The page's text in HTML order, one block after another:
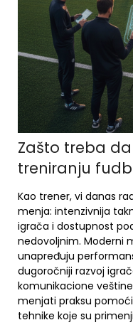
Zašto treba
treniranju
Kao trener, vi danas
menja: intenzivnija
igrača i dostupnost
nedovoljnim. Moderni
unapređuju
dugoročniji razvoj
komunikacione
menjati praksu
tehnike koje su